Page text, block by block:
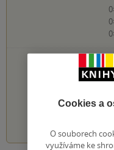
Hodnocení
Cookies a
O souborech
využíváme ke